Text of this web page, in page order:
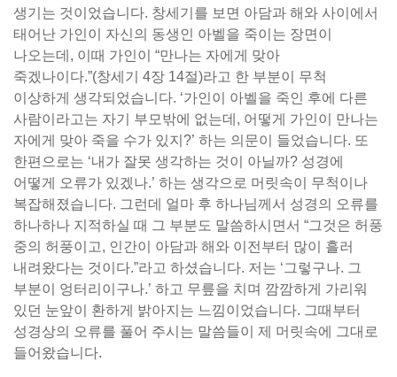
생기는 것이었습니다. 창세기를 보면 아담과 해와 사이에서
태어난 가인이 자신의 동생인 아벨을 죽이는 장면이
나오는데, 이때 가인이 “만나는 자에게 맞아
죽겠나이다.”(창세기 4장 14절)라고 한 부분이 무척
이상하게 생각되었습니다. ‘가인이 아벨을 죽인 후에 다른
사람이라고는 자기 부모밖에 없는데, 어떻게 가인이 만나는
자에게 맞아 죽을 수가 있지?’ 하는 의문이 들었습니다. 또
한편으로는 ‘내가 잘못 생각하는 것이 아닐까? 성경에
어떻게 오류가 있겠나.’ 하는 생각으로 머릿속이 무척이나
복잡해졌습니다. 그런데 얼마 후 하나님께서 성경의 오류를
하나하나 지적하실 때 그 부분도 말씀하시면서 “그것은 허풍
중의 허풍이고, 인간이 아담과 해와 이전부터 많이 흘러
내려왔다는 것이다.”라고 하셨습니다. 저는 ‘그렇구나. 그
부분이 엉터리이구나.’ 하고 무릎을 치며 깜깜하게 가리워
있던 눈앞이 환하게 밝아지는 느낌이었습니다. 그때부터
성경상의 오류를 풀어 주시는 말씀들이 제 머릿속에 그대로
들어왔습니다.